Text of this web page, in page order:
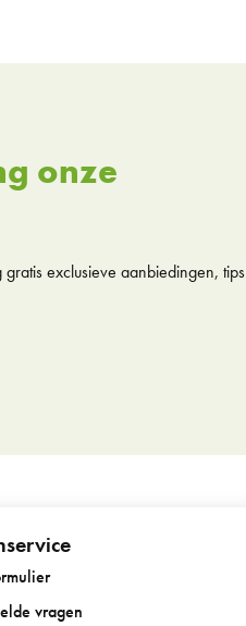
onze
exclusieve aanbiedingen, tips
vragen